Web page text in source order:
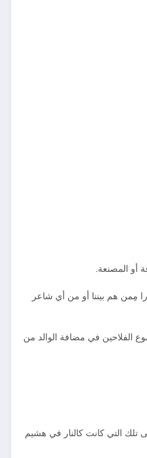
أو المصنعة.
مِمن هم بيننا أو من أي شاعر
الفلاحين في مضافة الوالد من
التي كانت كالنار في هشيم